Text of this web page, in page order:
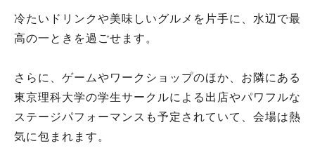
冷たいドリンクや美味しいグルメを片手に、水辺で最
高の一ときを過ごせます。
さらに、ゲームやワークショップのほか、お隣にある
東京理科大学の学生サークルによる出店やパワフルな
ステージパフォーマンスも予定されていて、会場は熱
気に包まれます。